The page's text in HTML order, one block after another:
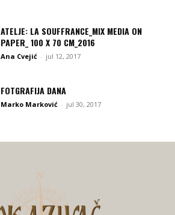
ATELJE: LA SOUFFRANCE_MIX MEDIA ON
PAPER_ 100 X 70 CM_2016
Ana Cvejić - jul 12, 2017
FOTGRAFIJA DANA
Marko Marković - jul 30, 2017